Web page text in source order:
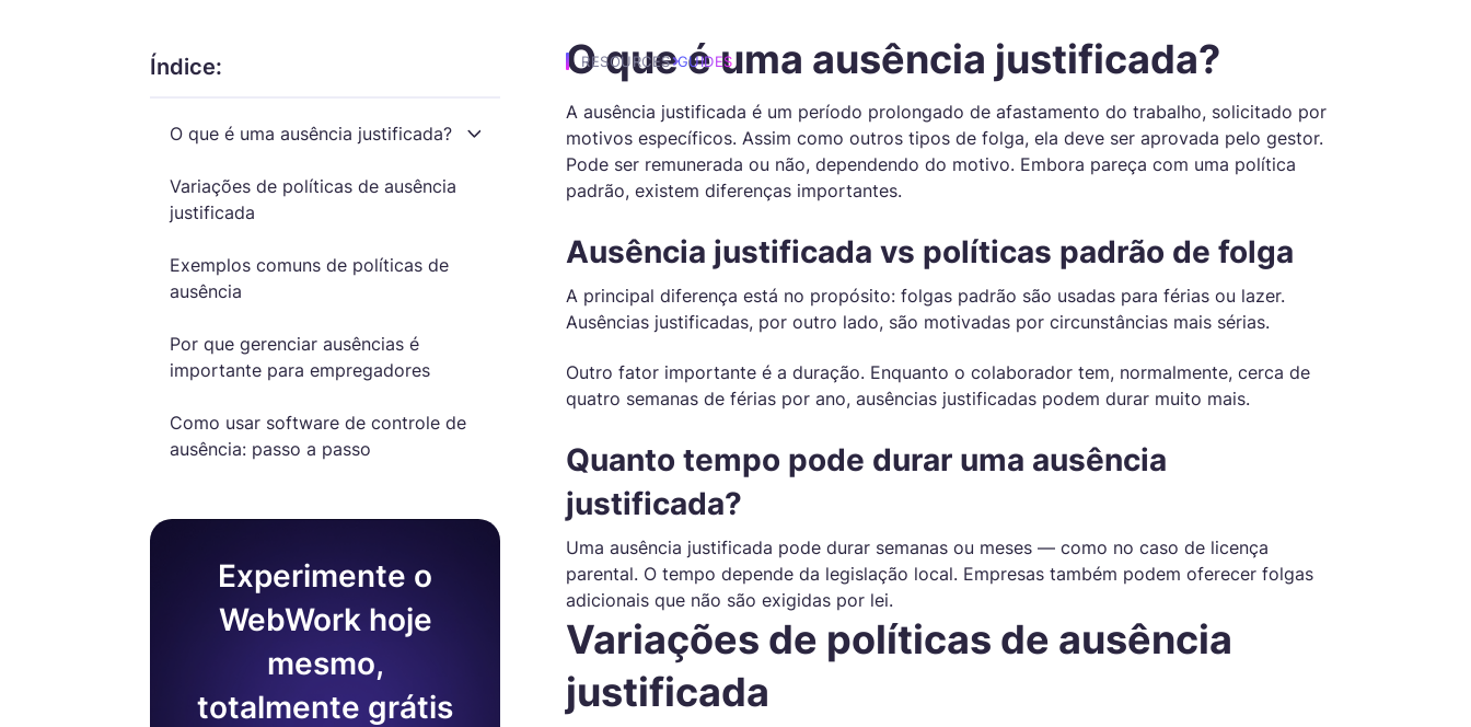
Monitoramento de
equipe com recursos
Rastreamento de
Monitore a presença dos
funcionários e gerencie
horários com facilidade.
Folha de Pagamento de
Crie relatórios de
processe pagamentos
diretamente pelo
Funcionários
salários e horas trabalhadas
Timesheets & Approvals
Review timesheets and
time logs and payroll.
Folha de Pagamento
Automatize folhas de
pagamento com base nas
horas registradas para
minimizar erros.
Faturas
Crie faturas detalhadas com
base em registros precisos de
trabalho ou parâmetros
personalizados.
Payments
Pay your team members
directly through trusted
payment systems.
Rastreamento de Horas
Utilize horas faturáveis para
simplificar a cobrança de
Receba relatórios sobre
produtividade, tempo de
trabalho e outras métricas
Planeje e gerencie os turnos
dos funcionários para garantir
horas completas de trabalho.
Vida
Monitore hábitos de trabalho
para garantir um equilíbrio
saudável entre vida
Índice:
O que é uma ausência justificada?
Variações de políticas de ausência
justificada
Exemplos comuns de políticas de
ausência
Por que gerenciar ausências é
importante para empregadores
Como usar software de controle de
ausência: passo a passo
Experimente o
WebWork hoje
mesmo,
totalmente grátis
RESOURCES GUIDES
O que é uma ausência justificada?
A ausência justificada é um período prolongado de afastamento do trabalho, solicitado por
motivos específicos. Assim como outros tipos de folga, ela deve ser aprovada pelo gestor.
Pode ser remunerada ou não, dependendo do motivo. Embora pareça com uma política
padrão, existem diferenças importantes.
Ausência justificada vs políticas padrão de folga
A principal diferença está no propósito: folgas padrão são usadas para férias ou lazer.
Ausências justificadas, por outro lado, são motivadas por circunstâncias mais sérias.
Outro fator importante é a duração. Enquanto o colaborador tem, normalmente, cerca de
quatro semanas de férias por ano, ausências justificadas podem durar muito mais.
Quanto tempo pode durar uma ausência
justificada?
Uma ausência justificada pode durar semanas ou meses — como no caso de licença
parental. O tempo depende da legislação local. Empresas também podem oferecer folgas
adicionais que não são exigidas por lei.
Variações de políticas de ausência
justificada